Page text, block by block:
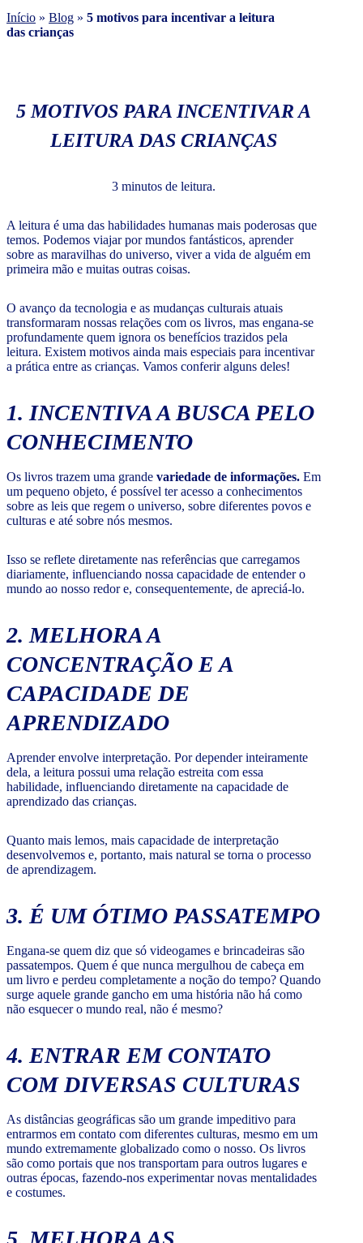
Início » Blog » 5 motivos para incentivar a leitura
das crianças
5 MOTIVOS PARA INCENTIVAR A
LEITURA DAS CRIANÇAS
3 minutos de leitura.
A leitura é uma das habilidades humanas mais poderosas que
temos. Podemos viajar por mundos fantásticos, aprender
sobre as maravilhas do universo, viver a vida de alguém em
primeira mão e muitas outras coisas.
O avanço da tecnologia e as mudanças culturais atuais
transformaram nossas relações com os livros, mas engana-se
profundamente quem ignora os benefícios trazidos pela
leitura. Existem motivos ainda mais especiais para incentivar
a prática entre as crianças. Vamos conferir alguns deles!
1. INCENTIVA A BUSCA PELO
CONHECIMENTO
Os livros trazem uma grande variedade de informações. Em
um pequeno objeto, é possível ter acesso a conhecimentos
sobre as leis que regem o universo, sobre diferentes povos e
culturas e até sobre nós mesmos.
Isso se reflete diretamente nas referências que carregamos
diariamente, influenciando nossa capacidade de entender o
mundo ao nosso redor e, consequentemente, de apreciá-lo.
2. MELHORA A
CONCENTRAÇÃO E A
CAPACIDADE DE
APRENDIZADO
Aprender envolve interpretação. Por depender inteiramente
dela, a leitura possui uma relação estreita com essa
habilidade, influenciando diretamente na capacidade de
aprendizado das crianças.
Quanto mais lemos, mais capacidade de interpretação
desenvolvemos e, portanto, mais natural se torna o processo
de aprendizagem.
3. É UM ÓTIMO PASSATEMPO
Engana-se quem diz que só videogames e brincadeiras são
passatempos. Quem é que nunca mergulhou de cabeça em
um livro e perdeu completamente a noção do tempo? Quando
surge aquele grande gancho em uma história não há como
não esquecer o mundo real, não é mesmo?
4. ENTRAR EM CONTATO
COM DIVERSAS CULTURAS
As distâncias geográficas são um grande impeditivo para
entrarmos em contato com diferentes culturas, mesmo em um
mundo extremamente globalizado como o nosso. Os livros
são como portais que nos transportam para outros lugares e
outras épocas, fazendo-nos experimentar novas mentalidades
e costumes.